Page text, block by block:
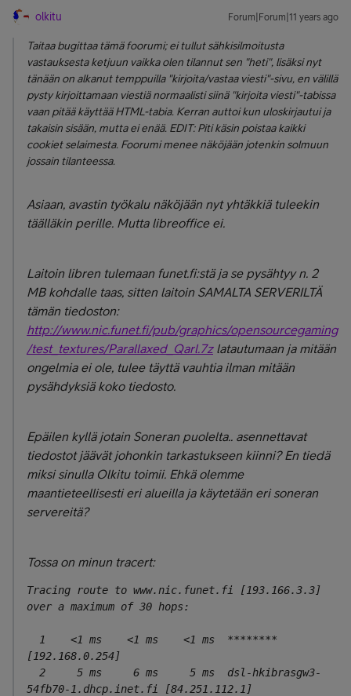
olkitu Forum|Forum|11 years ago
Taitaa bugittaa tämä foorumi; ei tullut sähkisilmoitusta
vastauksesta ketjuun vaikka olen tilannut sen "heti", lisäksi nyt
tänään on alkanut temppuilla "kirjoita/vastaa viesti"-sivu, en välillä
pysty kirjoittamaan viestiä normaalisti siinä "kirjoita viesti"-tabissa
vaan pitää käyttää HTML-tabia. Kerran auttoi kun uloskirjautui ja
takaisin sisään, mutta ei enää. EDIT: Piti käsin poistaa kaikki
cookiet selaimesta. Foorumi menee näköjään jotenkin solmuun
jossain tilanteessa.
Asiaan, avastin työkalu näköjään nyt yhtäkkiä tuleekin
täälläkin perille. Mutta libreoffice ei.
Laitoin libren tulemaan funet.fi:stä ja se pysähtyy n. 2
MB kohdalle taas, sitten laitoin SAMALTA SERVERILTÄ
tämän tiedoston:
http://www.nic.funet.fi/pub/graphics/opensourcegaming
/test_textures/Parallaxed_Qarl.7zlatautumaan ja mitään
ongelmia ei ole, tulee täyttä vauhtia ilman mitään
pysähdyksiä koko tiedosto.
Epäilen kyllä jotain Soneran puolelta.. asennettavat
tiedostot jäävät johonkin tarkastukseen kiinni? En tiedä
miksi sinulla Olkitu toimii. Ehkä olemme
maantieteellisesti eri alueilla ja käytetään eri soneran
servereitä?
Tossa on minun tracert:
Tracing route to www.nic.funet.fi [193.166.3.3]
over a maximum of 30 hops:
[192.168.0.254]
54fb70-1.dhcp.inet.fi [84.251.112.1]